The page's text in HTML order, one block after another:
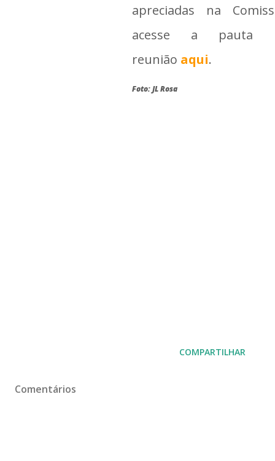
apreciadas na
acesse a pauta
reunião aqui.
Foto: JL Rosa
COMPARTILHAR
Comentários